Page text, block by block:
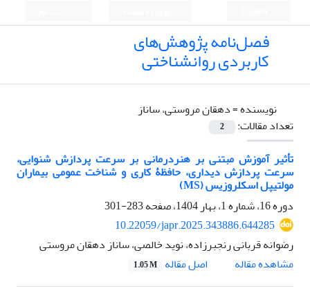
فصل‌نامه پژوهش‌های
کاربردی روانشناختی
نویسنده =دهقان مروستی، ساناز
تعداد مقالات:
2
تأثیر آموزش مبتنی بر هنردرمانی بر سرعت پردازش شنوایی،
سرعت پردازش دیداری، حافظۀ کاری و شناخت عمومی بیماران
مولتیپل اسکلروزیس (MS)
دوره 16، شماره 1، بهار 1404، صفحه
283-301
10.22059/japr.2025.343886.644285
رضوانه قربانی رنجبرزاده، نوید خالصی، ساناز دهقان مروستی
مشاهده مقاله
اصل مقاله 1.05 M